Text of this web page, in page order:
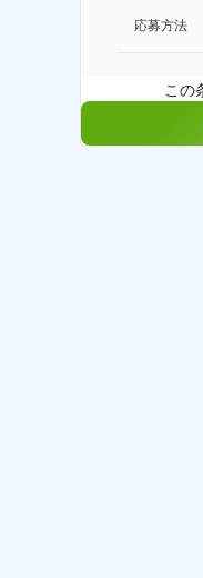
応募方法
この